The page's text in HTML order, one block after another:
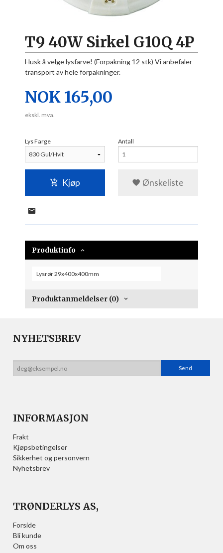
T9 40W Sirkel G10Q 4P
Husk å velge lysfarve! (Forpakning 12 stk) Vi anbefaler
transport av hele forpakninger.
Pris
NOK 165,00
ekskl. mva.
Lys Farge Antall
Kjøp Ønskeliste
Produktinfo
Lysrør 29x400x400mm
Produktanmeldelser (0)
NYHETSBREV
INFORMASJON
Frakt
Kjøpsbetingelser
Sikkerhet og personvern
Nyhetsbrev
TRØNDERLYS AS,
Forside
Bli kunde
Om oss